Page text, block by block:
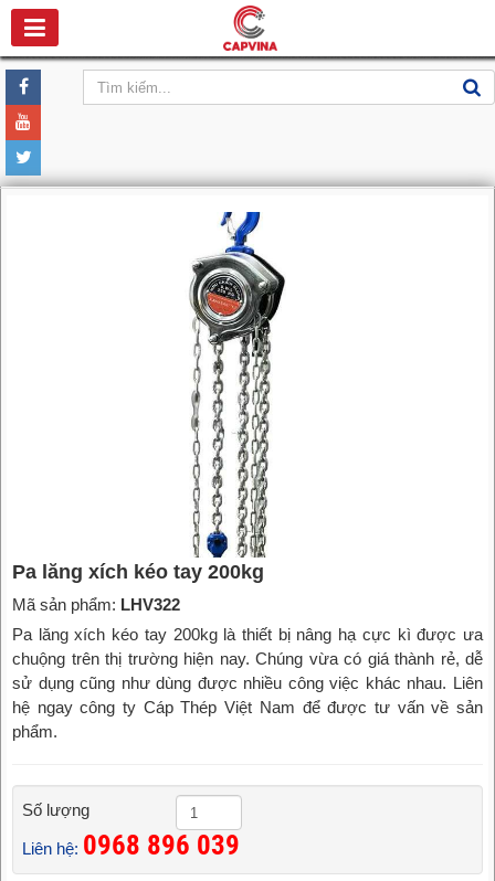
Pa lăng xích kéo tay 200kg
Mã sản phẩm: LHV322
Pa lăng xích kéo tay 200kg là thiết bị nâng hạ cực kì được ưa
chuộng trên thị trường hiện nay. Chúng vừa có giá thành rẻ, dễ
sử dụng cũng như dùng được nhiều công việc khác nhau. Liên
hệ ngay công ty Cáp Thép Việt Nam để được tư vấn về sản
phẩm.
Số lượng
Liên hệ: 0968 896 039